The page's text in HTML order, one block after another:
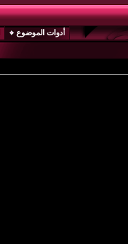
أدوات الموضوع